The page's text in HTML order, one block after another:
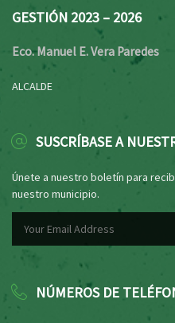
GESTIÓN 2023 – 2026
Eco. Manuel E. Vera Paredes
ALCALDE
SUSCRÍBASE A
Únete a nuestro boletín para
nuestro municipio.
NÚMEROS DE